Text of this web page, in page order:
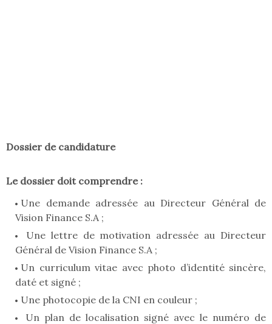
Dossier de candidature
Le dossier doit comprendre :
Une demande adressée au Directeur Général de
Vision Finance S.A ;
Une lettre de motivation adressée au Directeur
Général de Vision Finance S.A ;
Un curriculum vitae avec photo d’identité sincère,
daté et signé ;
Une photocopie de la CNI en couleur ;
Un plan de localisation signé avec le numéro de